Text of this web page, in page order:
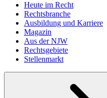
Heute im Recht
Rechtsbranche
Ausbildung und Karriere
Magazin
Aus der NJW
Rechtsgebiete
Stellenmarkt